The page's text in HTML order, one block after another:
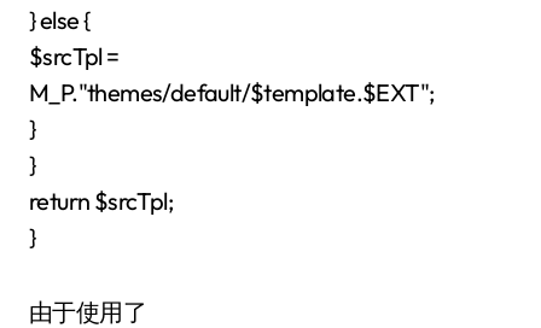
} else {
$srcTpl =
M_P."themes/default/$template.$EXT";
}
}
return $srcTpl;
}
由于使用了